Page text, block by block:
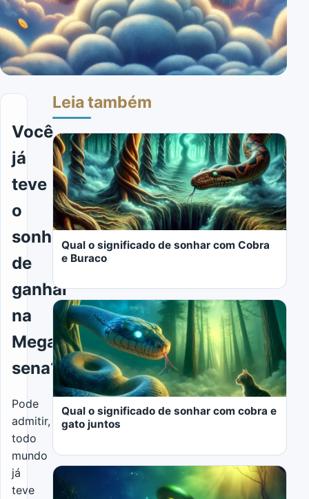
Você
já
teve
o
sonho
de
ganhar
na
Mega-
sena?
Pode
admitir,
todo
mundo
já
teve
Leia também
Qual o significado de sonhar com Cobra
e Buraco
LER MAIS
Qual o significado de sonhar com cobra e
gato juntos